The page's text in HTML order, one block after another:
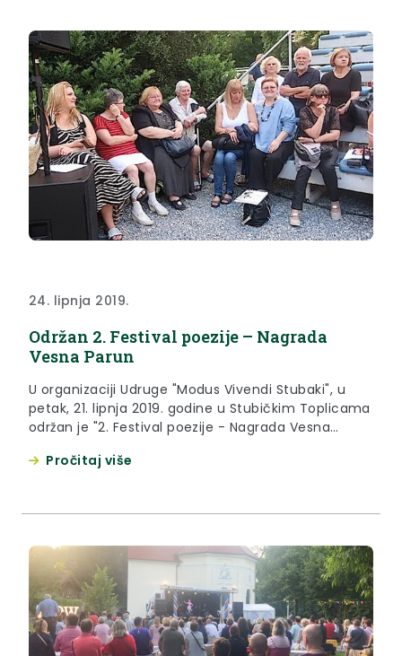
24. lipnja 2019.
Održan 2. Festival poezije – Nagrada
Vesna Parun
U organizaciji Udruge "Modus Vivendi Stubaki", u
petak, 21. lipnja 2019. godine u Stubičkim Toplicama
održan je "2. Festival poezije - Nagrada Vesna
Pročitaj više